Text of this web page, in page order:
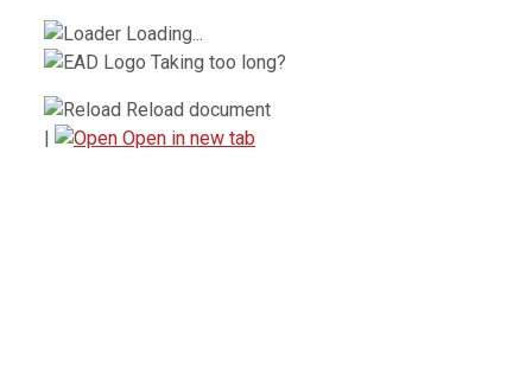
Loading...
Taking too long?
Reload document
Open in new tab